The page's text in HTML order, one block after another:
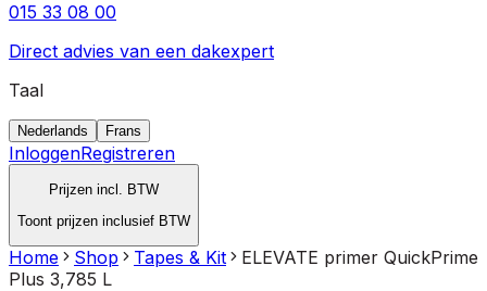
015 33 08 00
Direct advies van een dakexpert
Taal
Nederlands Frans
InloggenRegistreren
Prijzen incl. BTW
Toont prijzen inclusief BTW
Home Shop Tapes & Kit
ELEVATE primer QuickPrime
Plus 3,785 L